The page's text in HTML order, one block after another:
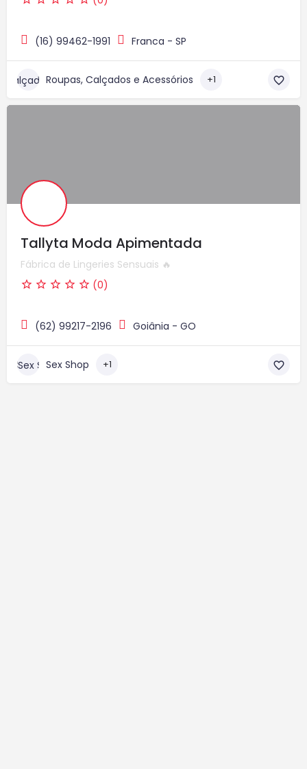
(16) 99462-1991 Franca - SP
Roupas, Calçados e Acessórios +1
Tallyta Moda Apimentada
Fábrica de Lingeries Sensuais 🔥
(0)
(62) 99217-2196 Goiânia - GO
Sex Shop +1